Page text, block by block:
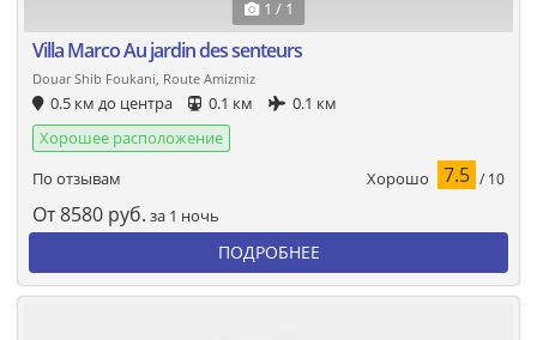
1 / 1
Villa Marco Au jardin des senteurs
Douar Shib Foukani, Route Amizmiz
0.5 км до центра 0.1 км
0.1 км
Хорошее расположение
По отзывам
Хорошо 7.5 / 10
От8580 руб. за 1 ночь
ПОДРОБНЕЕ